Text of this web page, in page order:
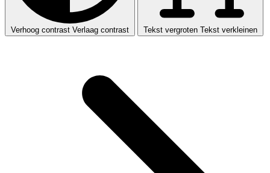
Verhoog contrast Verlaag contrast Tekst vergroten Tekst verkleinen